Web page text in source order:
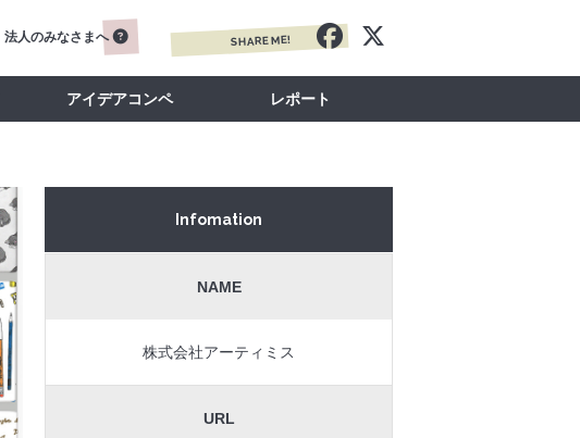
アイデアコンペ レポート
法人のみなさまへ SHARE ME!
Infomation
NAME
株式会社アーティミス
URL